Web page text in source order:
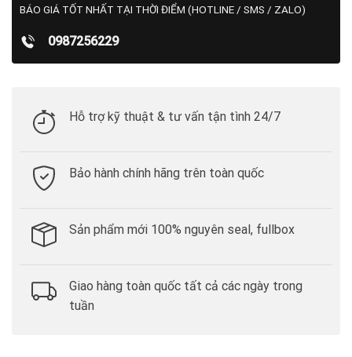
BÁO GIÁ TỐT NHẤT TẠI THỜI ĐIỂM (HOTLINE / SMS / ZALO)
0987256229
Hỗ trợ kỹ thuật & tư vấn tận tình 24/7
Bảo hành chính hãng trên toàn quốc
Sản phẩm mới 100% nguyên seal, fullbox
Giao hàng toàn quốc tất cả các ngày trong
tuần